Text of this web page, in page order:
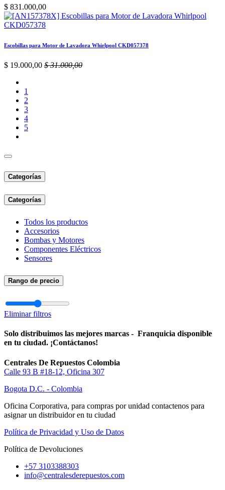
$ 831.000,00
Escobillas para Motor de Lavadora Whirlpool CKD057378
$ 19.000,00 $31.000,00
1
2
3
4
5
Categorías
Categorías
Todos los productos
Accesorios
Bombas y Motores
Componentes Eléctricos
Sensores
Rango de precio
Eliminar filtros
Solo distribuimos las mejores marcas - Franquicia disponible
en tu ciudad. ¡Contáctanos!
Centrales De Repuestos Colombia
Calle 93 B #18-12, Oficina 307
Bogota D.C. - Colombia
Oficina Corporativa, para compras por unidad contactenos para
asignar un distribuidor en tu ciudad
Política de Privacidad y Uso de Datos
Política de Devoluciones
+57 3103388303
info@centralesderepuestos.com